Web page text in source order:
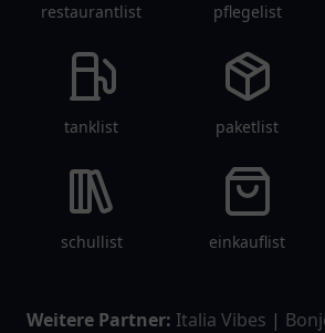
restaurantlist pflegelist
tanklist paketlist
schullist einkauflist
Weitere Partner: Italia Vibes |